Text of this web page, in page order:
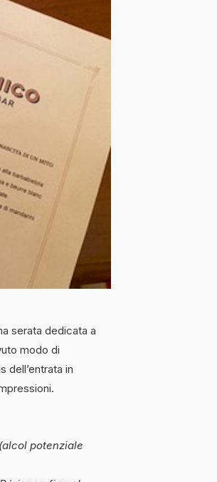
serata dedicata a
modo di
dell’entrata in
potenziale